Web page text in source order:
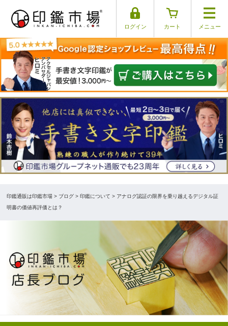
ログイン カート メニュー
印鑑通販は印鑑市場 > ブログ > 印鑑について > アナログ認証の限界を乗り越えるデジタル証
明書の価値再評価とは？